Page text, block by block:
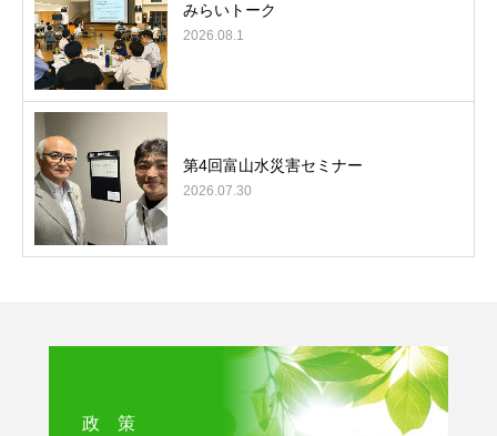
みらいトーク
2026.08.1
第4回富山水災害セミナー
2026.07.30
政 策